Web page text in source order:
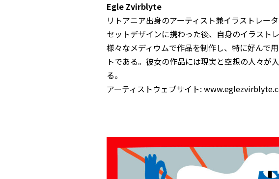
Egle Zvirblyte
リトアニア出身のアーティスト兼イラストレー
セットデザインに携わった後、自身のイラスト
様々なメディウムで作品を制作し、特に好んで
トである。彼女の作品には現実と空想の人々が
る。
アーティストウェブサイト: